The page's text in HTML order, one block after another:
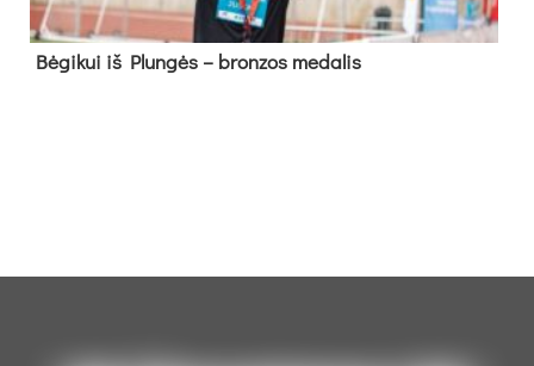
Bė­gi­kui iš Plun­gės – bron­zos me­da­lis